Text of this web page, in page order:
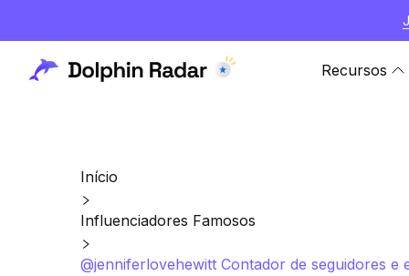
Recursos
Início
Influenciadores Famosos
@jenniferlovehewitt Contador de seguidores e